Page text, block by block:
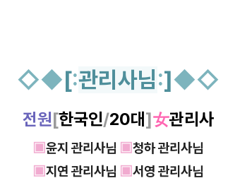
◇◆[:관리사님:]◆◇
전원[한국인/20대]女관리사
▣윤지 관리사님 ▣청하 관리사님
▣지연 관리사님 ▣서영 관리사님